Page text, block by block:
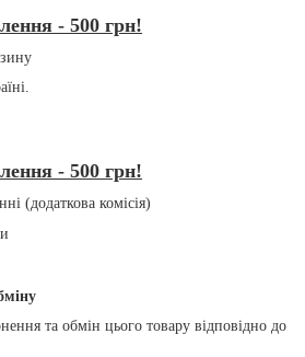
- 500 грн!
- 500 грн!
(додаткова комісія)
та обмін цього товару відповідно до